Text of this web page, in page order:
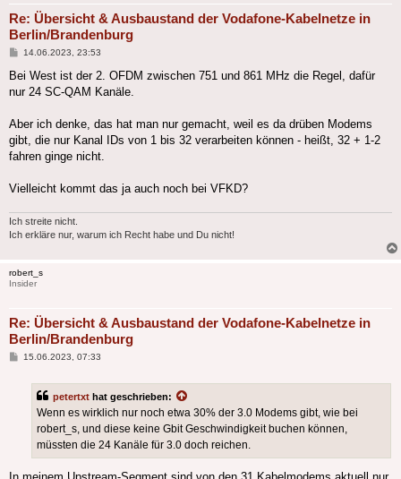
Re: Übersicht & Ausbaustand der Vodafone-Kabelnetze in
Berlin/Brandenburg
Beitrag
14.06.2023, 23:53
Bei West ist der 2. OFDM zwischen 751 und 861 MHz die Regel, dafür
nur 24 SC-QAM Kanäle.
Aber ich denke, das hat man nur gemacht, weil es da drüben Modems
gibt, die nur Kanal IDs von 1 bis 32 verarbeiten können - heißt, 32 + 1-2
fahren ginge nicht.
Vielleicht kommt das ja auch noch bei VFKD?
Ich streite nicht.
Ich erkläre nur, warum ich Recht habe und Du nicht!
robert_s
Insider
Re: Übersicht & Ausbaustand der Vodafone-Kabelnetze in
Berlin/Brandenburg
Beitrag
15.06.2023, 07:33
petertxt hat geschrieben:
Wenn es wirklich nur noch etwa 30% der 3.0 Modems gibt, wie bei
robert_s, und diese keine Gbit Geschwindigkeit buchen können,
müssten die 24 Kanäle für 3.0 doch reichen.